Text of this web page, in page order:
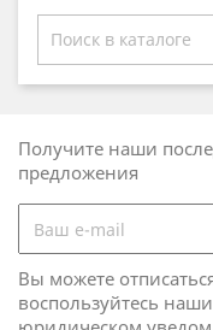
Получите наши
предложения
Вы можете
воспользуйтесь